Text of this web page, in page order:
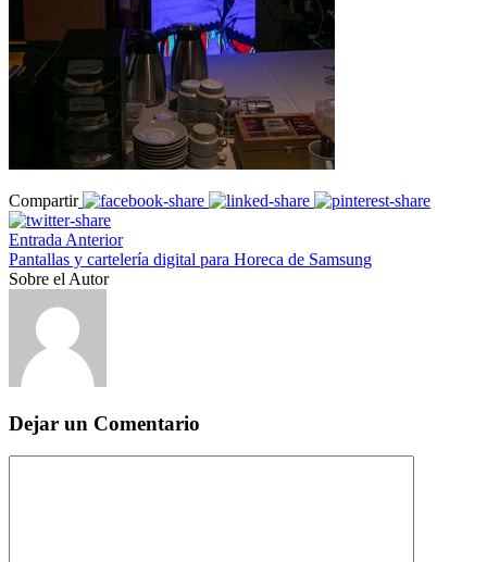
Compartir
Entrada Anterior
Pantallas y cartelería digital para Horeca de Samsung
Sobre el Autor
Dejar un Comentario